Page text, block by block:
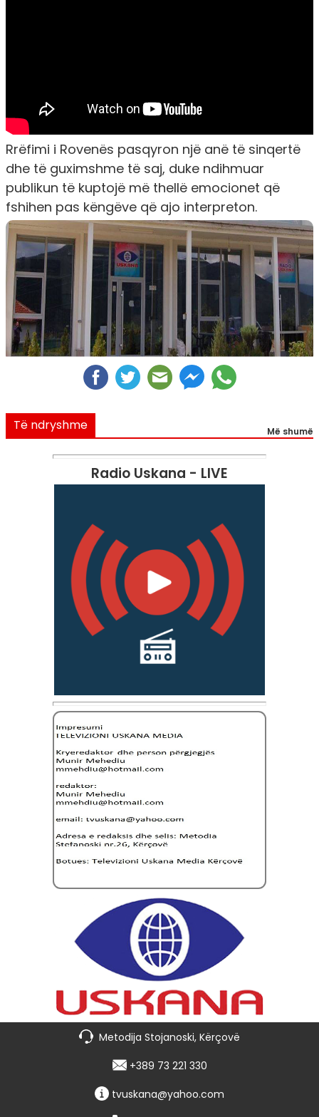
Rrëfimi i Rovenës pasqyron një anë të sinqertë
dhe të guximshme të saj, duke ndihmuar
publikun të kuptojë më thellë emocionet që
fshihen pas këngëve që ajo interpreton.
Të ndryshme Më shumë
Radio Uskana - LIVE
Metodija Stojanoski, Kërçovë
+389 73 221 330
tvuskana@yahoo.com